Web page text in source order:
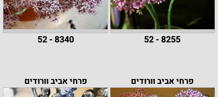
8255 - 52
8340 - 52
פרחי אביב וורודים פרחי אביב וורודים